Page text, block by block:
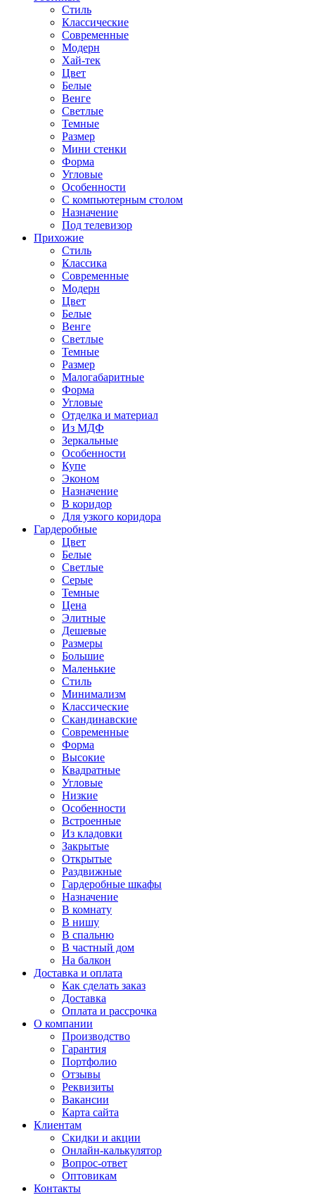
Стиль
Классические
Современные
Модерн
Хай-тек
Цвет
Белые
Венге
Светлые
Темные
Размер
Мини стенки
Форма
Угловые
Особенности
С компьютерным столом
Назначение
Под телевизор
Прихожие
Стиль
Классика
Современные
Модерн
Цвет
Белые
Венге
Светлые
Темные
Размер
Малогабаритные
Форма
Угловые
Отделка и материал
Из МДФ
Зеркальные
Особенности
Купе
Эконом
Назначение
В коридор
Для узкого коридора
Гардеробные
Цвет
Белые
Светлые
Серые
Темные
Цена
Элитные
Дешевые
Размеры
Большие
Маленькие
Стиль
Минимализм
Классические
Скандинавские
Современные
Форма
Высокие
Квадратные
Угловые
Низкие
Особенности
Встроенные
Из кладовки
Закрытые
Открытые
Раздвижные
Гардеробные шкафы
Назначение
В комнату
В нишу
В спальню
В частный дом
На балкон
Доставка и оплата
Как сделать заказ
Доставка
Оплата и рассрочка
О компании
Производство
Гарантия
Портфолио
Отзывы
Реквизиты
Вакансии
Карта сайта
Клиентам
Скидки и акции
Онлайн-калькулятор
Вопрос-ответ
Оптовикам
Контакты